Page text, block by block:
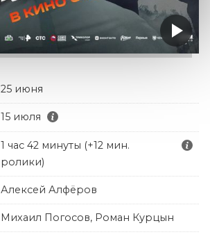
25 июня
15 июля
1 час 42 минуты (+12 мин.
ролики)
Алексей Алфёров
Михаил Погосов, Роман Курцын